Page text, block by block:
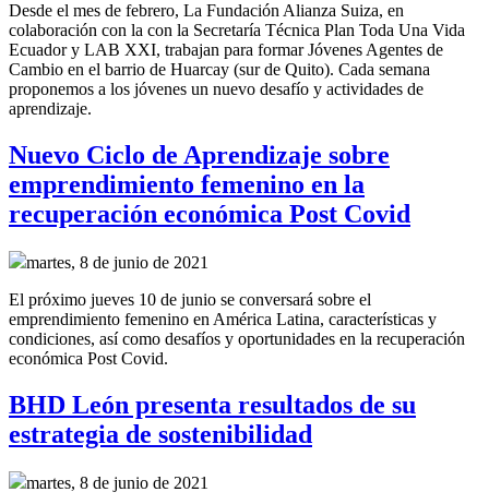
Desde el mes de febrero, La Fundación Alianza Suiza, en
colaboración con la con la Secretaría Técnica Plan Toda Una Vida
Ecuador y LAB XXI, trabajan para formar Jóvenes Agentes de
Cambio en el barrio de Huarcay (sur de Quito). Cada semana
proponemos a los jóvenes un nuevo desafío y actividades de
aprendizaje.
Nuevo Ciclo de Aprendizaje sobre
emprendimiento femenino en la
recuperación económica Post Covid
martes, 8 de junio de 2021
El próximo jueves 10 de junio se conversará sobre el
emprendimiento femenino en América Latina, características y
condiciones, así como desafíos y oportunidades en la recuperación
económica Post Covid.
BHD León presenta resultados de su
estrategia de sostenibilidad
martes, 8 de junio de 2021